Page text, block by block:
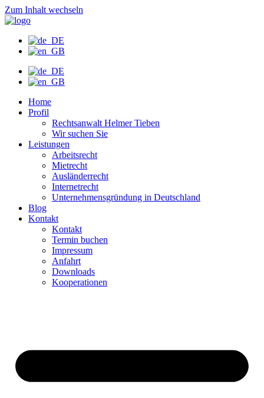
Zum Inhalt wechseln
Home
Profil
Rechtsanwalt Helmer Tieben
Wir suchen Sie
Leistungen
Arbeitsrecht
Mietrecht
Ausländerrecht
Internetrecht
Unternehmensgründung in Deutschland
Blog
Kontakt
Kontakt
Termin buchen
Impressum
Anfahrt
Downloads
Kooperationen